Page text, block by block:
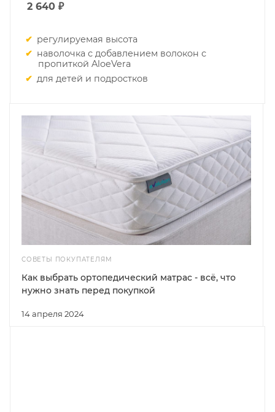
2 640 ₽
регулируемая высота
наволочка с добавлением волокон с
пропиткой AloeVera
для детей и подростков
СОВЕТЫ ПОКУПАТЕЛЯМ
14 апреля 2024
Как выбрать ортопедический матрас - всё, что
нужно знать перед покупкой